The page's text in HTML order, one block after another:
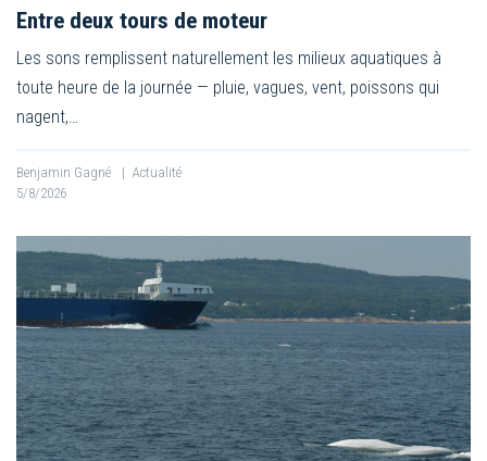
Entre deux tours de moteur
Les sons remplissent naturellement les milieux aquatiques à
toute heure de la journée — pluie, vagues, vent, poissons qui
nagent,…
Benjamin Gagné | Actualité
5/8/2026